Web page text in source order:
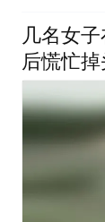
几名女
后慌忙掉